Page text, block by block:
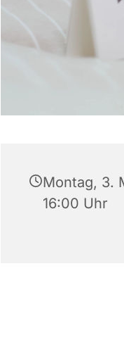
Montag, 3.
16:00 Uhr